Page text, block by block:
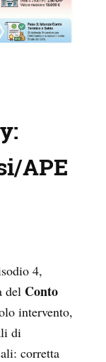
APE
4,
del Conto
intervento,
di
corretta